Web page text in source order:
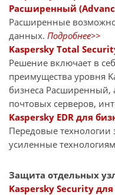
Расширенный
Расширенные
данных. Подробнее>>
Kaspersky Total
Решение включает в
преимущества уровня
бизнеса Расширенный,
почтовых серверов,
Kaspersky EDR для
Передовые технологии
усиленные
Защита отдельных
Kaspersky Security